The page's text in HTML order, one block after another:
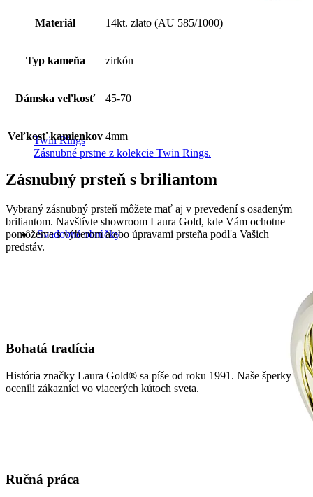
Twin Rings
Zásnubné prstne z kolekcie Twin Rings.
Svadobné obrúčky
Materiál 14kt. zlato (AU 585/1000)
Typ kameňa zirkón
Dámska veľkosť 45-70
Veľkosť kamienkov 4mm
Zásnubný prsteň s briliantom
Vybraný zásnubný prsteň môžete mať aj v prevedení s osadeným
briliantom. Navštívte showroom Laura Gold, kde Vám ochotne
pomôžeme s výberom alebo úpravami prsteňa podľa Vašich
predstáv.
Bohatá tradícia
História značky Laura Gold® sa píše od roku 1991. Naše šperky
ocenili zákazníci vo viacerých kútoch sveta.
Ručná práca